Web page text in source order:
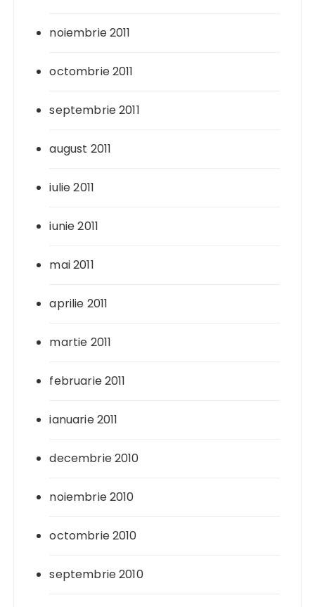
noiembrie 2011
octombrie 2011
septembrie 2011
august 2011
iulie 2011
iunie 2011
mai 2011
aprilie 2011
martie 2011
februarie 2011
ianuarie 2011
decembrie 2010
noiembrie 2010
octombrie 2010
septembrie 2010